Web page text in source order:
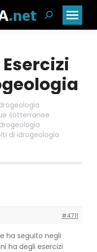
Cerca:
sotterranee
di idrogeologia
#4711
ha seguito negli
ha degli esercizi